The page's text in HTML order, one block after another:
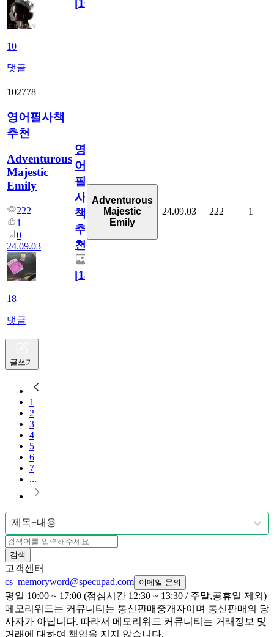
10
댓글
102778
영어필사책
추천
Adventurous
Majestic
Emily
222
1
0
24.09.03
18
댓글
영
어
필
사
책
추
천
[18
Adventurous
Majestic
Emily
24.09.03 222 1
글쓰기
1
2
3
4
5
6
7
...
제목+내용
검색
고객센터
cs_memoryword@specupad.com 이메일 문의
평일 10:00 ~ 17:00 (점심시간 12:30 ~ 13:30 / 주말,공휴일 제외)
메모리워드는 커뮤니티는 통신판매중개자이며 통신판매의 당
사자가 아닙니다. 따라서 메모리워드 커뮤니티는 거래정보 및
거래에 대하여 책임을 지지 않습니다.